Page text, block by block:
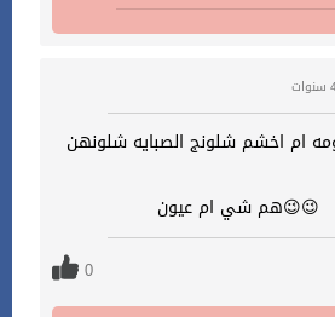
ام اخشم شلونج الصبايه شلونهن
😉😉هم شي ام عيون
0